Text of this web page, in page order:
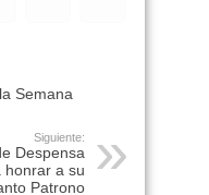
Semana
Siguiente:
Despensa
honrar a su
Patrono